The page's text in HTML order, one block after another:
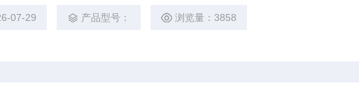
07-29 产品型号： 浏览量：3858